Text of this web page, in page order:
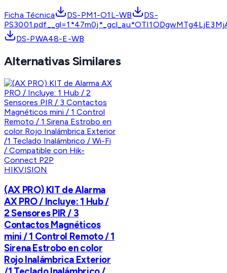
Ficha Técnica DS-PM1-O1L-WB
DS-
DS-PWA48-E-WB
Alternativas Similares
HIKVISION
(AX PRO) KIT de Alarma
AX PRO / Incluye: 1 Hub /
2 Sensores PIR / 3
Contactos Magnéticos
mini / 1 Control Remoto / 1
Sirena Estrobo en color
Rojo Inalámbrica Exterior